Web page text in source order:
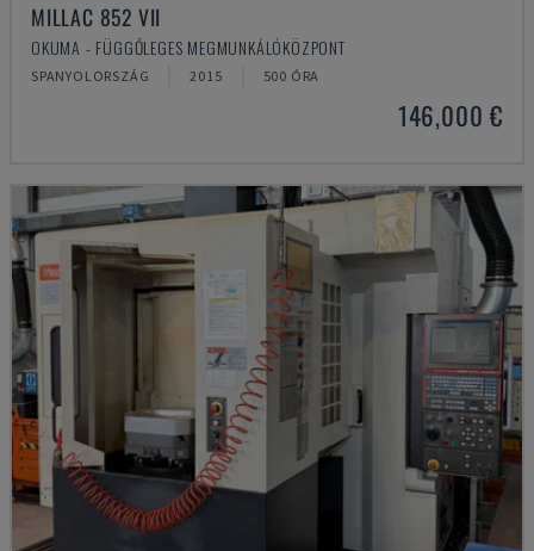
MILLAC 852 VII
OKUMA - FÜGGŐLEGES MEGMUNKÁLÓKÖZPONT
SPANYOLORSZÁG 2015 500 ÓRA
146,000 €